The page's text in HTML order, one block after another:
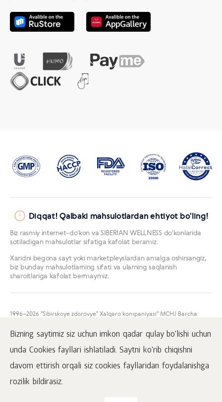
Bizning saytimiz siz uchun imkon qadar qulay bo'lishi uchun
unda Cookies fayllari ishlatiladi. Saytni ko'rib chiqishni
davom ettirish orqali siz cookies fayllaridan foydalanishga
rozilik bildirasiz.
Diqqat! Qalbaki mahsulotlardan ehtiyot bo'ling!
Biz rasmiy internet-doʻkon va SIBERIAN WELLNESS doʻkonlarida
sotiladigan mahsulotlar sifatiga kafolat beramiz.
Xaridni begona sayt yoki marketpleyslardan amalga oshirsangiz,
biz bunday mahsulotlarning sifati va ularning saqlanish
sharoitlariga kafolat bermaymiz.
1996–2026 "Sibirskoye zdorovye" Xalqaro kompaniyasi" MCHJ Barcha
Mazkur sayt materiallarini namoyish qilish faqatgina faol
www.siberianhealth.com havolasini ham joylashtirgan taqdirda amalga
oshirilishi mumkin.
Ommaviy oferta